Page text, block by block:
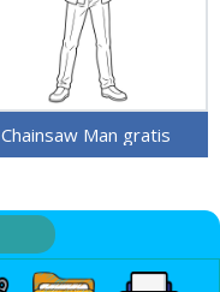
Chainsaw Man gratis